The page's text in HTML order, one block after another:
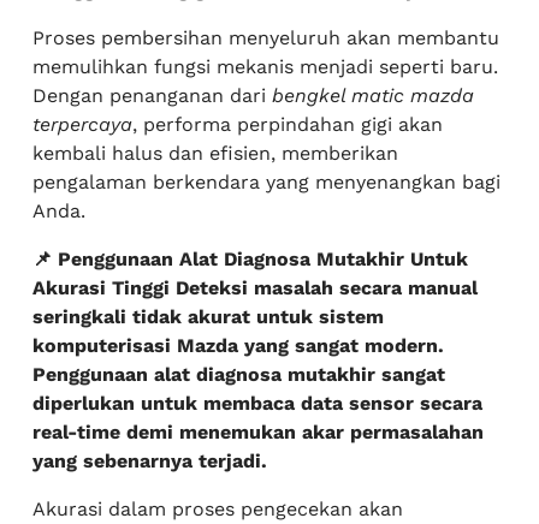
Proses pembersihan menyeluruh akan membantu
memulihkan fungsi mekanis menjadi seperti baru.
Dengan penanganan dari bengkel matic mazda
terpercaya, performa perpindahan gigi akan
kembali halus dan efisien, memberikan
pengalaman berkendara yang menyenangkan bagi
Anda.
📌 Penggunaan Alat Diagnosa Mutakhir Untuk
Akurasi Tinggi Deteksi masalah secara manual
seringkali tidak akurat untuk sistem
komputerisasi Mazda yang sangat modern.
Penggunaan alat diagnosa mutakhir sangat
diperlukan untuk membaca data sensor secara
real-time demi menemukan akar permasalahan
yang sebenarnya terjadi.
Akurasi dalam proses pengecekan akan